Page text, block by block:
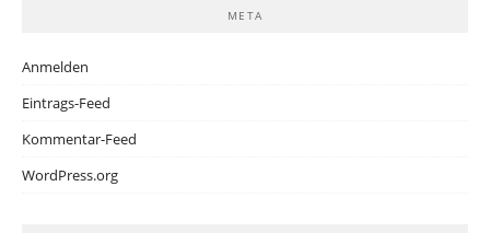
META
Anmelden
Eintrags-Feed
Kommentar-Feed
WordPress.org